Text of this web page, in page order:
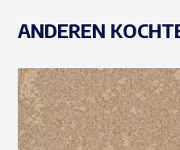
ANDEREN